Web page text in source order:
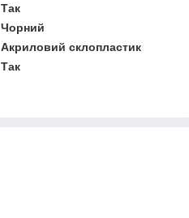
Так
Чорний
Акриловий склопластик
Так